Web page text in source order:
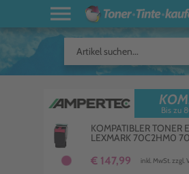
Artikel suchen...
Bis zu
KOMPATIBLER TONER
LEXMARK 70C2HM0
€ 147,99 inkl. MwSt. zzgl.